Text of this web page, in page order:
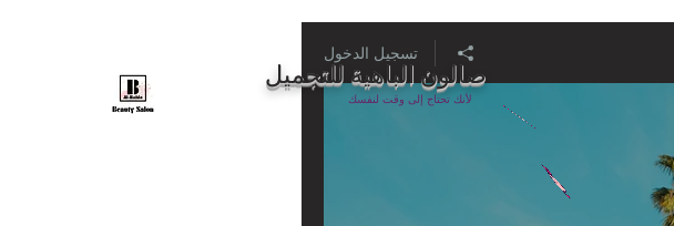
صالون الباهية للتجميل
لأنك تحتاج إلى وقت لنفسك
تسجيل الدخول